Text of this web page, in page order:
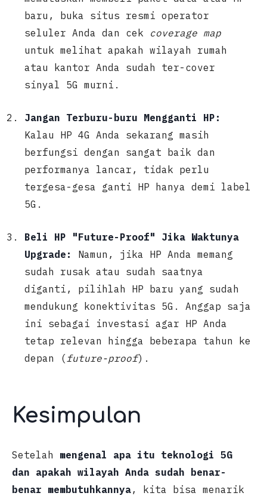
baru, buka situs resmi operator
seluler Anda dan cek
coverage map
untuk melihat apakah wilayah rumah
atau kantor Anda sudah ter-cover
sinyal 5G murni.
Jangan Terburu-buru Mengganti HP:
Kalau HP 4G Anda sekarang masih
berfungsi dengan sangat baik dan
performanya lancar, tidak perlu
tergesa-gesa ganti HP hanya demi label
5G.
Beli HP "Future-Proof" Jika Waktunya
Upgrade:
Namun, jika HP Anda memang
sudah rusak atau sudah saatnya
diganti, pilihlah HP baru yang sudah
mendukung konektivitas 5G. Anggap saja
ini sebagai investasi agar HP Anda
tetap relevan hingga beberapa tahun ke
depan ( future-proof).
Kesimpulan
Setelah mengenal apa itu teknologi 5G
dan apakah wilayah Anda sudah benar-
benar membutuhkannya, kita bisa menarik